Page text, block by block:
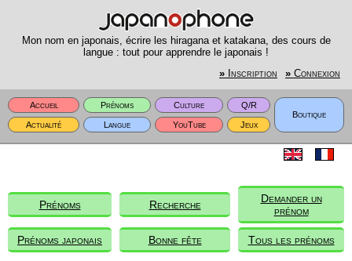
Mon nom en japonais, écrire les hiragana et katakana, des cours de
langue : tout pour apprendre le japonais !
» Inscription » Connexion
Accueil Prénoms Culture
Q/R
Boutique
Actualité
Langue YouTube Jeux
Prénoms Recherche
Demander un
prénom
Prénoms japonais Bonne fête Tous les prénoms